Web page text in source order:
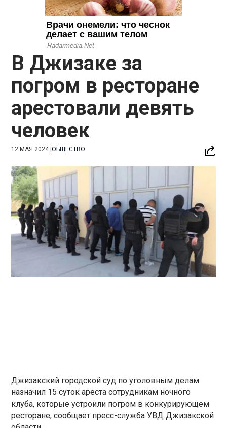
В Джизаке за
погром в ресторане
арестовали девять
человек
12 МАЯ 2024|ОБЩЕСТВО
Джизакский городской суд по уголовным делам
назначил 15 суток ареста сотрудникам ночного
клуба, которые устроили погром в конкурирующем
ресторане, сообщает пресс-служба УВД Джизакской